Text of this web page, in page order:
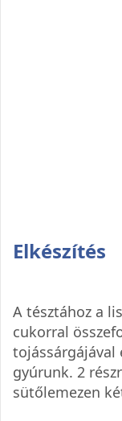
Elkészítés
A tésztához a
cukorral
tojássárgájával
gyúrunk. 2
sütőlemezen